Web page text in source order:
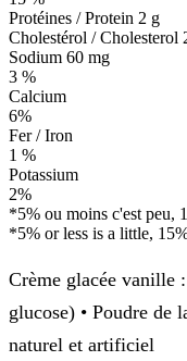
Protéines / Protein 2 g
Cholestérol / Cholesterol
Sodium 60 mg
3 %
Calcium
6%
Fer / Iron
1 %
Potassium
2%
*5% ou moins c'est peu,
*5% or less is a little,
Crème glacée vanille
glucose) • Poudre de
naturel et artificiel